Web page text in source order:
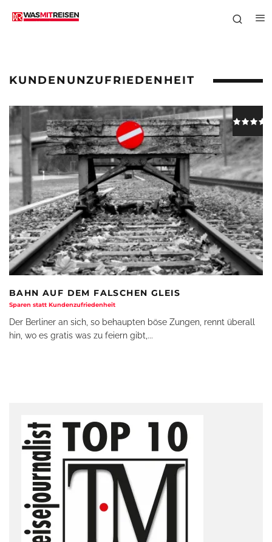
KUNDENUNZUFRIEDENHEIT
BAHN AUF DEM FALSCHEN GLEIS
Sparen statt Kundenzufriedenheit
Der Berliner an sich, so behaupten böse Zungen, rennt überall
hin, wo es gratis was zu feiern gibt, ...